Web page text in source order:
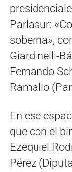
Parlasur:
soberna»,
Giardinelli-
Fernando
Ramallo
En ese
que con el
Ezequiel
Pérez